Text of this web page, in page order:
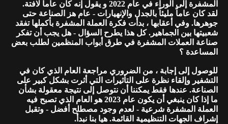
المشفرة إلى الوراء في عام 2022 و يقول إنه كان عاماً لافتة.
لقد كان عاماً مليئاً بالجدل والإنهيارات - عام هز الصناعة حتى
جوهرها. وفي أعقابها ، بدأت فكرة العملة المشفرة بأكملها تفقد
شعبيتها بين الجماهير. كل هذا يطرح السؤال - هل يجب أن تفكر
صناعة العملات المشفرة في طرق أبواب المنظمين لطلب بعض
المساعدة ؟
للوصول إلى إجابة ، من الضروري مراجعة العام الذي كان في
التشفير وإلقاء نظرة على التأثيرات التي أثرت بشكل كبير على
الصناعة. عندها فقط يمكننا أن نتوصل إلى نتيجة معقولة بشأن
ما إذا كان ينبغي أن يكون عام 2023 هو العام الذي تصبح فيه
العملة المشفرة شرعية - لعدم وجود مصطلح أفضل - وتقبل
إشراف الجهات التنظيمية القائمة. هيا بنا نبدأ.